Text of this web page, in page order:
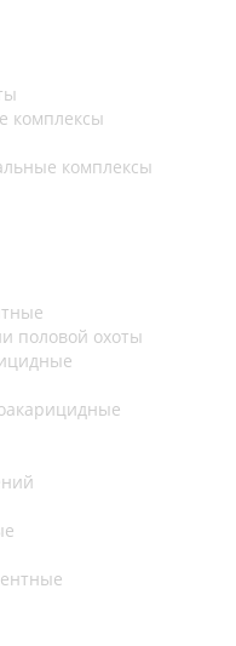
комплексы
комплексы
половой охоты